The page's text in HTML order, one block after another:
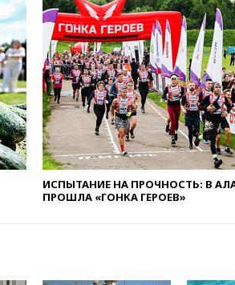
концессии
в Армении
вчера, 21:00В
обсуждают
онлайн-продаже
вчера, 20:45
россиянам могут
рекомендовать
Армению
вчера, 20:35ПВО
сбила еще 281
беспилотник над
вчера, 20:27
ИСПЫТАНИЕ НА ПРОЧНОСТЬ: В
ПРОШЛА «ГОНКА ГЕРОЕВ»